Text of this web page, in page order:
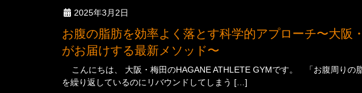
2025年3月2日
お腹の脂肪を効率よく落とす科学的アプローチ〜大阪・梅田のHAGANE ATHLETE GYM
がお届けする最新メソッド〜
こんにちは、 大阪・梅田のHAGANE ATHLETE GYMです。 「お腹周りの
を繰り返しているのにリバウンドしてしまう […]